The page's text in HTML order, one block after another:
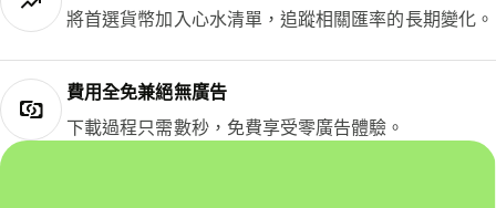
將首選貨幣加入心水清單，追蹤相關匯率的長期變化。
費用全免兼絕無廣告
下載過程只需數秒，免費享受零廣告體驗。